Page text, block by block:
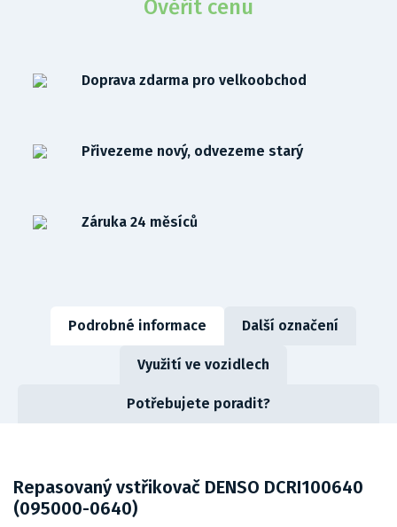
Ověřit cenu
Doprava zdarma pro velkoobchod
Přivezeme nový, odvezeme starý
Záruka 24 měsíců
Podrobné informace Další označení
Využití ve vozidlech
Potřebujete poradit?
Repasovaný vstřikovač DENSO DCRI100640
(095000-0640)